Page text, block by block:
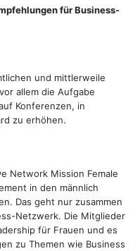
für Business-
und mittlerweile
allem die Aufgabe
Konferenzen, in
zu erhöhen.
Network Mission Female
in den männlich
Das geht nur zusammen
Netzwerk. Die Mitglieder
für Frauen und es
zu Themen wie Business